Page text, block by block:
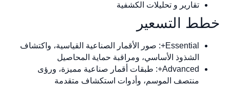
تقارير و تحليلات الكشفية
التسعير
Essential+: صور الأقمار الصناعية القياسية، واكتشاف
الشذوذ الأساسي، ومراقبة حماية المحاصيل
Advanced+: طبقات أقمار صناعية مميزة، ورؤى
منتصف الموسم، وأدوات استكشاف متقدمة